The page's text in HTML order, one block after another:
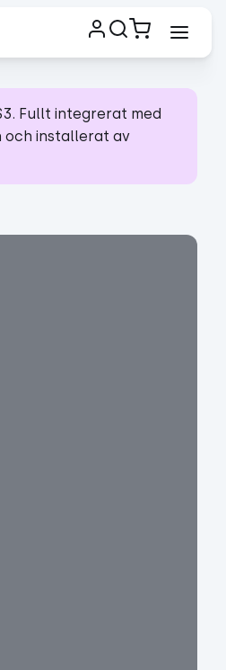
Fullt integrerat med
och installerat av